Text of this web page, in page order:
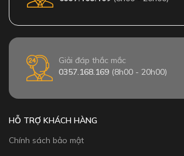
Giải đáp thắc mắc
0357.168.169 (8h00 - 20h00)
HỖ TRỢ KHÁCH HÀNG
Chính sách bảo mật